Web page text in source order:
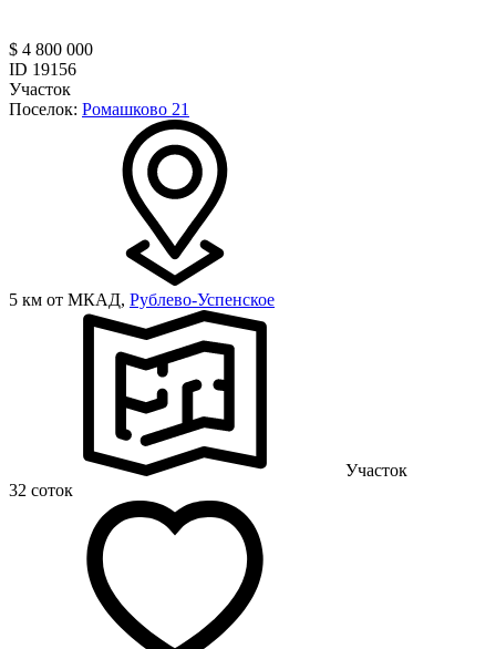
$ 4 800 000
ID 19156
Участок
Поселок: Ромашково 21
5 км от МКАД, Рублево-Успенское
Участок
32 соток